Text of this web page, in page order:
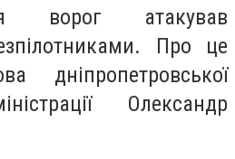
ворог атакував
Про це
дніпропетровської
Олександр